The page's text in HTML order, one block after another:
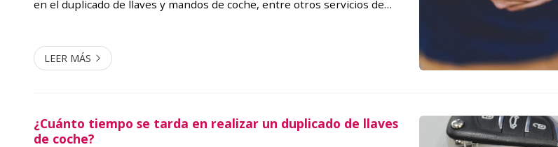
en el duplicado de llaves y mandos de coche, entre otros servicios de
LEER MÁS
¿Cuánto tiempo se tarda en realizar un duplicado de llaves
de coche?